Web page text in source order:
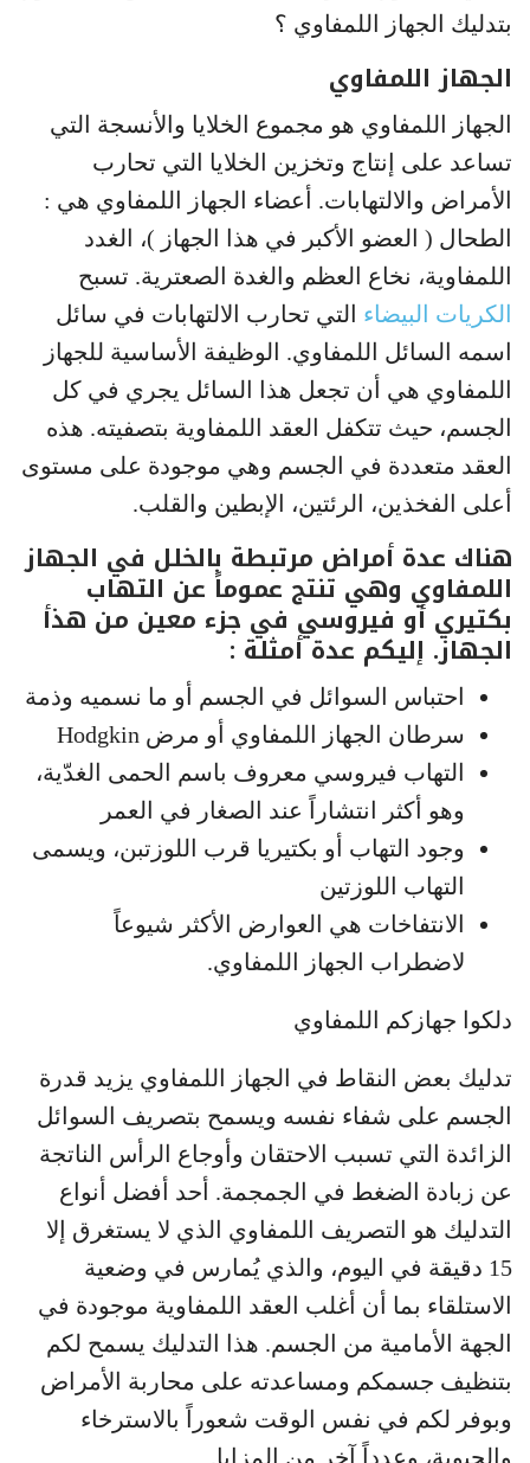
بتدليك الجهاز اللمفاوي ؟
الجهاز اللمفاوي
الجهاز اللمفاوي هو مجموع الخلايا والأنسجة التي
تساعد على إنتاج وتخزين الخلايا التي تحارب
الأمراض والالتهابات. أعضاء الجهاز اللمفاوي هي :
الطحال ( العضو الأكبر في هذا الجهاز )، الغدد
اللمفاوية، نخاع العظم والغدة الصعترية. تسبح
الكريات البيضاء التي تحارب الالتهابات في سائل
اسمه السائل اللمفاوي. الوظيفة الأساسية للجهاز
اللمفاوي هي أن تجعل هذا السائل يجري في كل
الجسم، حيث تتكفل العقد اللمفاوية بتصفيته. هذه
العقد متعددة في الجسم وهي موجودة على مستوى
أعلى الفخذين، الرئتين، الإبطين والقلب.
هناك عدة أمراض مرتبطة بالخلل في الجهاز
اللمفاوي وهي تنتج عموماً عن التهاب
بكتيري أو فيروسي في جزء معين من هذأ
الجهاز. إليكم عدة أمثلة :
احتباس السوائل في الجسم أو ما نسميه وذمة
سرطان الجهاز اللمفاوي أو مرض Hodgkin
التهاب فيروسي معروف باسم الحمى الغدّية،
وهو أكثر انتشاراً عند الصغار في العمر
وجود التهاب أو بكتيريا قرب اللوزتبن، ويسمى
التهاب اللوزتين
الانتفاخات هي العوارض الأكثر شيوعاً
لاضطراب الجهاز اللمفاوي.
دلكوا جهازكم اللمفاوي
تدليك بعض النقاط في الجهاز اللمفاوي يزيد قدرة
الجسم على شفاء نفسه ويسمح بتصريف السوائل
الزائدة التي تسبب الاحتقان وأوجاع الرأس الناتجة
عن زبادة الضغط في الجمجمة. أحد أفضل أنواع
التدليك هو التصريف اللمفاوي الذي لا يستغرق إلا
15 دقيقة في اليوم، والذي يُمارس في وضعية
الاستلقاء بما أن أغلب العقد اللمفاوية موجودة في
الجهة الأمامية من الجسم. هذا التدليك يسمح لكم
بتنظيف جسمكم ومساعدته على محاربة الأمراض
وبوفر لكم في نفس الوقت شعوراً بالاسترخاء
والحيوية، وعدداً آخر من المزايا.